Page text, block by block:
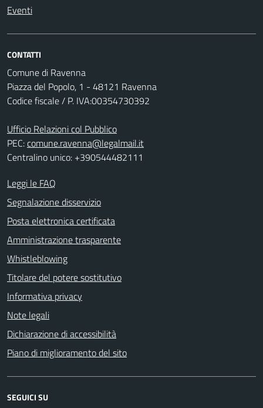
Eventi
CONTATTI
Comune di Ravenna
Piazza del Popolo, 1 - 48121 Ravenna
Codice fiscale / P. IVA:00354730392
Ufficio Relazioni col Pubblico
PEC:comune.ravenna@legalmail.it
Centralino unico: +390544482111
Leggi le FAQ
Segnalazione disservizio
Posta elettronica certificata
Amministrazione trasparente
Whistleblowing
Titolare del potere sostitutivo
Informativa privacy
Note legali
Dichiarazione di accessibilità
Piano di miglioramento del sito
SEGUICI SU